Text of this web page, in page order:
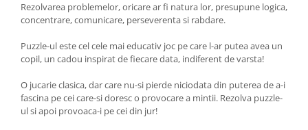
Rezolvarea problemelor, oricare ar fi natura lor, presupune logica,
concentrare, comunicare, perseverenta si rabdare.
Puzzle-ul este cel cele mai educativ joc pe care l-ar putea avea un
copil, un cadou inspirat de fiecare data, indiferent de varsta!
O jucarie clasica, dar care nu-si pierde niciodata din puterea de a-i
fascina pe cei care-si doresc o provocare a mintii. Rezolva puzzle-
ul si apoi provoaca-i pe cei din jur!